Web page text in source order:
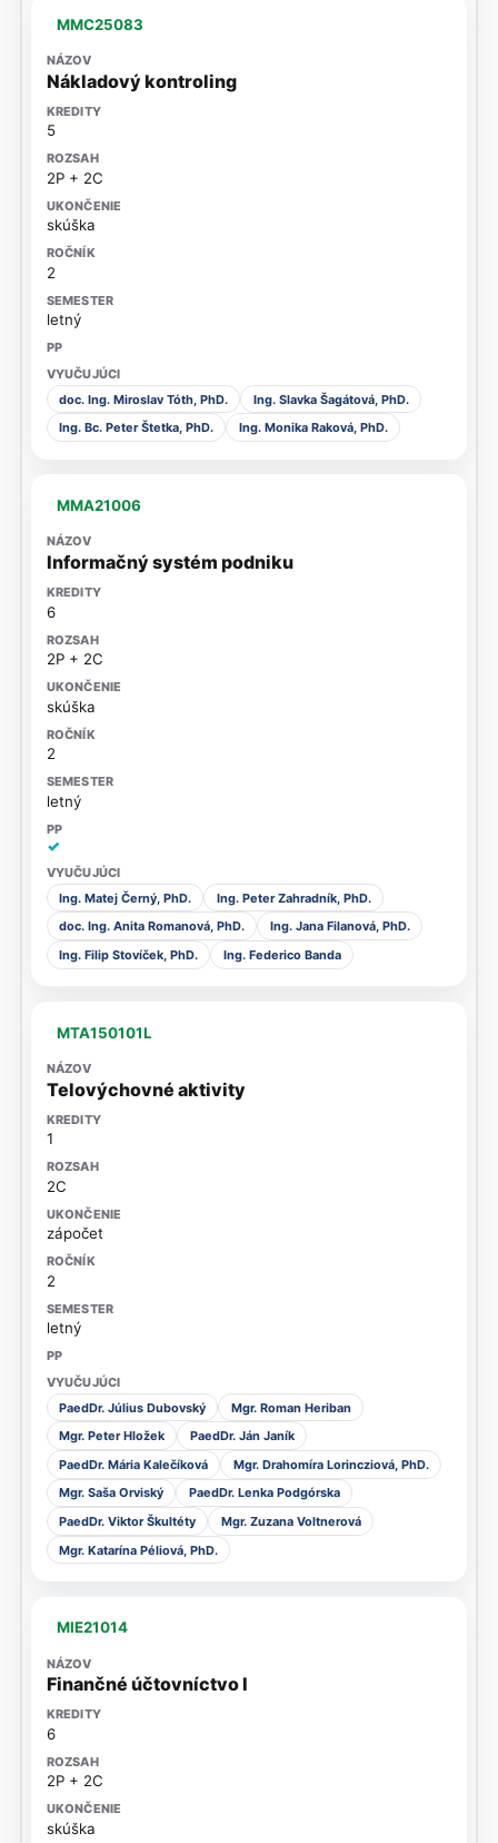
MMC25083
Nákladový kontroling
5
2P + 2C
skúška
2
letný
doc. Ing. Miroslav Tóth, PhD.
Ing. Slavka Šagátová, PhD.
Ing. Bc. Peter Štetka, PhD.
Ing. Monika Raková, PhD.
MMA21006
Informačný systém podniku
6
2P + 2C
skúška
2
letný
✓
Ing. Matej Černý, PhD.
Ing. Peter Zahradník, PhD.
doc. Ing. Anita Romanová, PhD.
Ing. Jana Filanová, PhD.
Ing. Filip Stovíček, PhD.
Ing. Federico Banda
MTA150101L
Telovýchovné aktivity
1
2C
zápočet
2
letný
PaedDr. Július Dubovský
Mgr. Roman Heriban
Mgr. Peter Hložek
PaedDr. Ján Janík
PaedDr. Mária Kalečíková
Mgr. Drahomíra Lorincziová, PhD.
Mgr. Saša Orviský
PaedDr. Lenka Podgórska
PaedDr. Viktor Škultéty
Mgr. Zuzana Voltnerová
Mgr. Katarína Péliová, PhD.
MIE21014
Finančné účtovníctvo I
6
2P + 2C
skúška